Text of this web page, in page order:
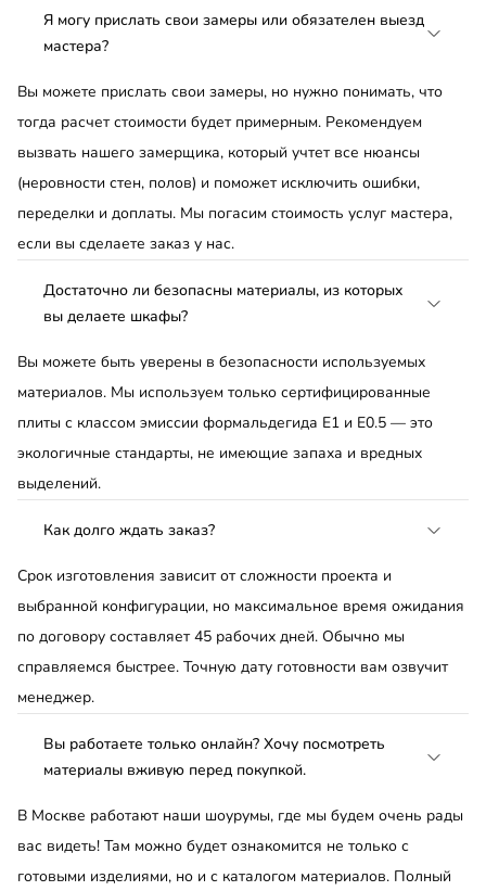
Я могу прислать свои замеры или обязателен выезд
мастера?
Вы можете прислать свои замеры, но нужно понимать, что
тогда расчет стоимости будет примерным. Рекомендуем
вызвать нашего замерщика, который учтет все нюансы
(неровности стен, полов) и поможет исключить ошибки,
переделки и доплаты. Мы погасим стоимость услуг мастера,
если вы сделаете заказ у нас.
Достаточно ли безопасны материалы, из которых
вы делаете шкафы?
Вы можете быть уверены в безопасности используемых
материалов. Мы используем только сертифицированные
плиты с классом эмиссии формальдегида Е1 и Е0.5 — это
экологичные стандарты, не имеющие запаха и вредных
выделений.
Как долго ждать заказ?
Срок изготовления зависит от сложности проекта и
выбранной конфигурации, но максимальное время ожидания
по договору составляет 45 рабочих дней. Обычно мы
справляемся быстрее. Точную дату готовности вам озвучит
менеджер.
Вы работаете только онлайн? Хочу посмотреть
материалы вживую перед покупкой.
В Москве работают наши шоурумы, где мы будем очень рады
вас видеть! Там можно будет ознакомится не только с
готовыми изделиями, но и с каталогом материалов. Полный